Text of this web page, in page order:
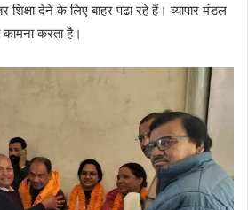
देने के लिए बाहर पढा रहे हैं। व्यापार मंडल
करता है।